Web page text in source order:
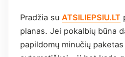
Pradžia su ATSILIEPSIU.LT
planas. Jei pokalbių būna
papildomų minučių